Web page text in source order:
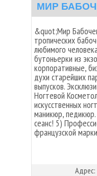
МИР
&quot;Мир
тропических
любимого
бутоньерки из
корпоративные,
духи старейших
выпусков.
Ногтевой
искусственных
маникюр,
сеанс! 5)
французской
Адрес: